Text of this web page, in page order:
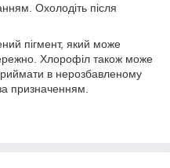
Охолодіть після
пігмент, який може
Хлорофіл також може
в нерозбавленому
призначенням.